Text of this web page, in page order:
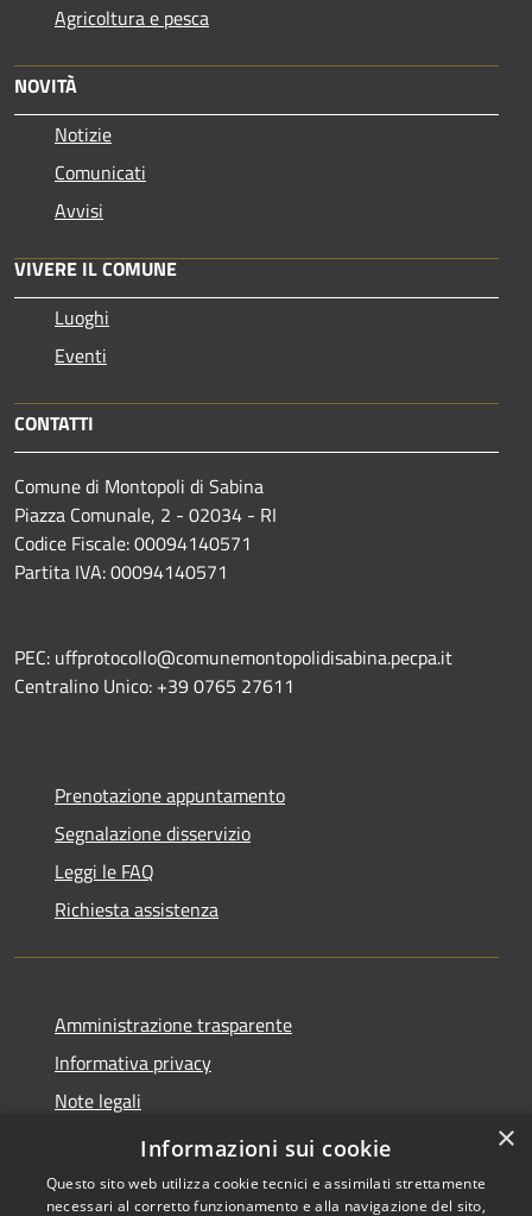
Agricoltura e pesca
NOVITÀ
Notizie
Comunicati
Avvisi
VIVERE IL COMUNE
Luoghi
Eventi
CONTATTI
Comune di Montopoli di Sabina
Piazza Comunale, 2 - 02034 - RI
Codice Fiscale: 00094140571
Partita IVA: 00094140571
PEC: uffprotocollo@comunemontopolidisabina.pecpa.it
Centralino Unico: +39 0765 27611
Prenotazione appuntamento
Segnalazione disservizio
Leggi le FAQ
Richiesta assistenza
Amministrazione trasparente
Informativa privacy
Note legali
Dichiarazione di accessibilità
×
Informazioni sui cookie
Questo sito web utilizza cookie tecnici e assimilati strettamente
necessari al corretto funzionamento e alla navigazione del sito,